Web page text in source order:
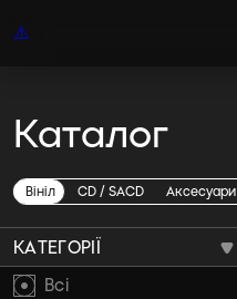
Каталог
Вініл CD / SACD Аксесуари
Jethro Tull
КАТЕГОРІЇ
Всі